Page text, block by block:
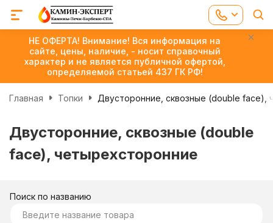
НЕ ОФЕРТА! Внимание! Вся информация на
сайте, цены, наличие, - носит справочный
характер и не является публичной офертой,
определяемой статьей 437 ГК РФ!
Главная Топки Двусторонние, сквозные (double face),
Двусторонние, сквозные (double
face), четырехсторонние
Поиск по названию